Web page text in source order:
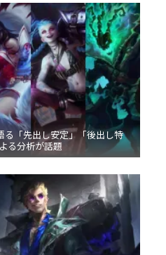
る「先出し安定」「後出し特
る分析が話題